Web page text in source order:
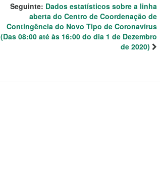
Seguinte: Dados estatísticos sobre a linha
aberta do Centro de Coordenação de
Contingência do Novo Tipo de Coronavírus
(Das 08:00 até às 16:00 do dia 1 de Dezembro
de 2020)